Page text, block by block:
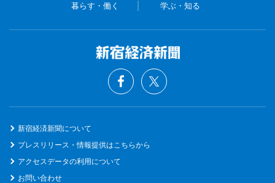
暮らす・働く 学ぶ・知る
新宿経済新聞について
プレスリリース・情報提供はこちらから
アクセスデータの利用について
お問い合わせ